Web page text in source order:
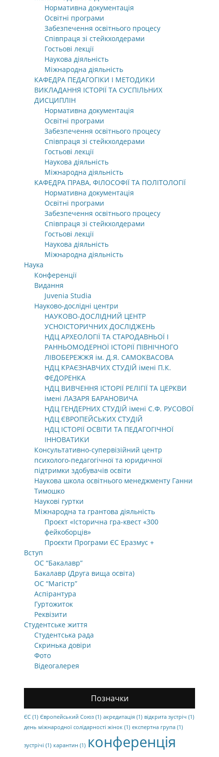
Нормативна документація
Освітні програми
Забезпечення освітнього процесу
Співпраця зі стейкхолдерами
Гостьові лекції
Наукова діяльність
Міжнародна діяльність
КАФЕДРА ПЕДАГОГІКИ І МЕТОДИКИ
ВИКЛАДАННЯ ІСТОРІЇ ТА СУСПІЛЬНИХ
ДИСЦИПЛІН
Нормативна документація
Освітні програми
Забезпечення освітнього процесу
Співпраця зі стейкхолдерами
Гостьові лекції
Наукова діяльність
Міжнародна діяльність
КАФЕДРА ПРАВА, ФІЛОСОФІЇ ТА ПОЛІТОЛОГІЇ
Нормативна документація
Освітні програми
Забезпечення освітнього процесу
Співпраця зі стейкхолдерами
Гостьові лекції
Наукова діяльність
Міжнародна діяльність
Наука
Конференції
Видання
Juvenia Studia
Науково-дослідні центри
НАУКОВО-ДОСЛІДНИЙ ЦЕНТР
УСНОІСТОРИЧНИХ ДОСЛІДЖЕНЬ
НДЦ АРХЕОЛОГІЇ ТА СТАРОДАВНЬОЇ І
РАННЬОМОДЕРНОЇ ІСТОРІЇ ПІВНІЧНОГО
ЛІВОБЕРЕЖЖЯ ім. Д.Я. САМОКВАСОВА
НДЦ КРАЄЗНАВЧИХ СТУДІЙ імені П.К.
ФЕДОРЕНКА
НДЦ ВИВЧЕННЯ ІСТОРІЇ РЕЛІГІЇ ТА ЦЕРКВИ
імені ЛАЗАРЯ БАРАНОВИЧА
НДЦ ГЕНДЕРНИХ СТУДІЙ імені С.Ф. РУСОВОЇ
НДЦ ЄВРОПЕЙСЬКИХ СТУДІЙ
НДЦ ІСТОРІЇ ОСВІТИ ТА ПЕДАГОГІЧНОЇ
ІННОВАТИКИ
Консультативно-супервізійний центр
психолого-педагогічної та юридичної
підтримки здобувачів освіти
Наукова школа освітнього менеджменту Ганни
Тимошко
Наукові гуртки
Міжнародна та грантова діяльність
Проєкт «Історична гра-квест «300
фейкоборців»
Проєкти Програми ЄС Еразмус +
Вступ
ОС “Бакалавр”
Бакалавр (Друга вища освіта)
ОС “Магістр”
Аспірантура
Гуртожиток
Реквізити
Студентське життя
Студентська рада
Скринька довіри
Фото
Відеогалерея
Позначки
ЄС (1) Європейський Союз (1) акредитація (1) відкрита зустріч (1)
день міжнародної солідарності жінок (1) експертна група (1)
зустрічі (1) карантин (1) конференція